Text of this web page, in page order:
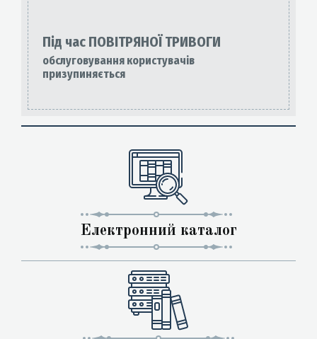
Під час ПОВІТРЯНОЇ ТРИВОГИ
обслуговування користувачів
призупиняється
Електронний каталог